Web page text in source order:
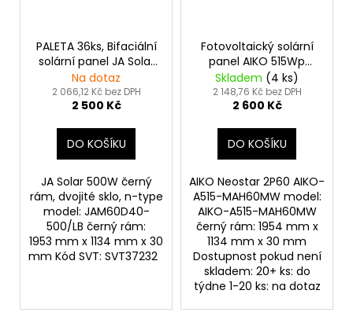
PALETA 36ks, Bifaciální
solární panel JA Solar
500Wp černý rám
Na dotaz
2 066,12 Kč bez DPH
2 500 Kč
DO KOŠÍKU
JA Solar 500W černý
rám, dvojité sklo, n-type
model: JAM60D40-
500/LB černý rám:
1953 mm x 1134 mm x 30
mm Kód SVT: SVT37232
Fotovoltaický solární
panel AIKO 515Wp
Neostar 2P60
Skladem (4 ks)
2 148,76 Kč bez DPH
2 600 Kč
DO KOŠÍKU
AIKO Neostar 2P60 AIKO-
A515-MAH60MW model:
AIKO-A515-MAH60MW
černý rám: 1954 mm x
1134 mm x 30 mm
Dostupnost pokud není
skladem: 20+ ks: do
týdne 1-20 ks: na dotaz